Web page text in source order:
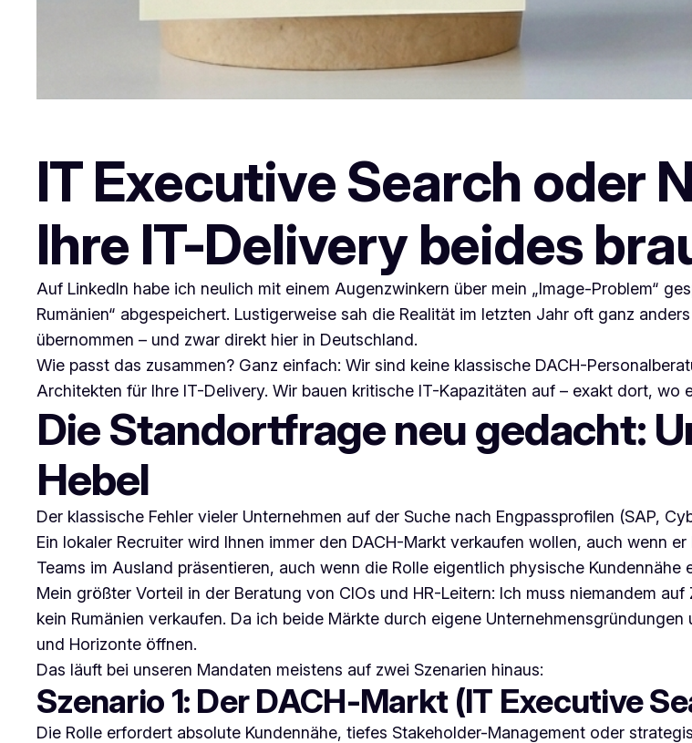
IT Executive Search oder
Ihre IT-Delivery beides
Auf LinkedIn habe ich neulich mit einem Augenzwinkern über mein „Image-Problem“
Rumänien“ abgespeichert. Lustigerweise sah die Realität im letzten Jahr oft ganz
übernommen – und zwar direkt hier in Deutschland.
Wie passt das zusammen? Ganz einfach: Wir sind keine klassische DACH-
Architekten für Ihre IT-Delivery. Wir bauen kritische IT-Kapazitäten auf – exakt dort, wo
Die Standortfrage neu gedacht:
Hebel
Der klassische Fehler vieler Unternehmen auf der Suche nach Engpassprofilen (SAP,
Ein lokaler Recruiter wird Ihnen immer den DACH-Markt verkaufen wollen, auch wenn
Teams im Ausland präsentieren, auch wenn die Rolle eigentlich physische Kundennähe
Mein größter Vorteil in der Beratung von CIOs und HR-Leitern: Ich muss niemandem
kein Rumänien verkaufen. Da ich beide Märkte durch eigene
und Horizonte öffnen.
Das läuft bei unseren Mandaten meistens auf zwei Szenarien hinaus:
Szenario 1: Der DACH-Markt (IT Executive
Die Rolle erfordert absolute Kundennähe, tiefes Stakeholder-Management oder